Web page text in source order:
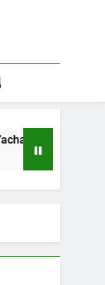
d’occasion